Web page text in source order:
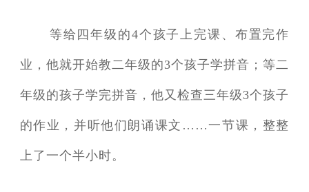
等给四年级的4个孩子上完课、布置完作
业，他就开始教二年级的3个孩子学拼音；等二
年级的孩子学完拼音，他又检查三年级3个孩子
的作业，并听他们朗诵课文……一节课，整整
上了一个半小时。